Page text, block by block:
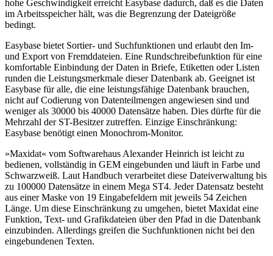
hohe Geschwindigkeit erreicht Easybase dadurch, daß es die Daten
im Arbeitsspeicher hält, was die Begrenzung der Dateigröße
bedingt.
Easybase bietet Sortier- und Suchfunktionen und erlaubt den Im-
und Export von Fremddateien. Eine Rundschreibefunktion für eine
komfortable Einbindung der Daten in Briefe, Etiketten oder Listen
runden die Leistungsmerkmale dieser Datenbank ab. Geeignet ist
Easybase für alle, die eine leistungsfähige Datenbank brauchen,
nicht auf Codierung von Datenteilmengen angewiesen sind und
weniger als 30000 bis 40000 Datensätze haben. Dies dürfte für die
Mehrzahl der ST-Besitzer zutreffen. Einzige Einschränkung:
Easybase benötigt einen Monochrom-Monitor.
»Maxidat« vom Softwarehaus Alexander Heinrich ist leicht zu
bedienen, vollständig in GEM eingebunden und läuft in Farbe und
Schwarzweiß. Laut Handbuch verarbeitet diese Dateiverwaltung bis
zu 100000 Datensätze in einem Mega ST4. Jeder Datensatz besteht
aus einer Maske von 19 Eingabefeldern mit jeweils 54 Zeichen
Länge. Um diese Einschränkung zu umgehen, bietet Maxidat eine
Funktion, Text- und Grafikdateien über den Pfad in die Datenbank
einzubinden. Allerdings greifen die Suchfunktionen nicht bei den
eingebundenen Texten.